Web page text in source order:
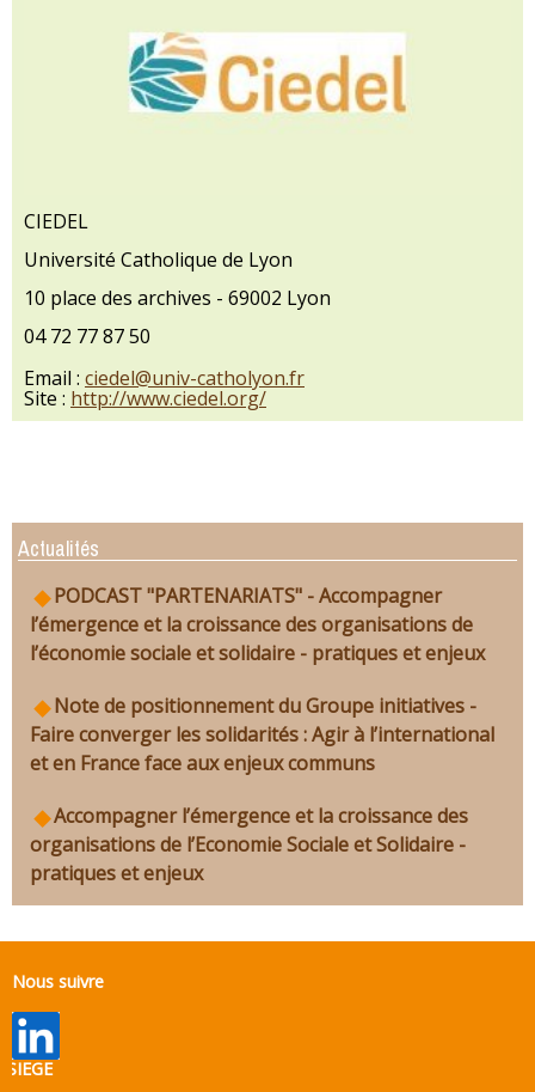
CIEDEL
Université Catholique de Lyon
10 place des archives - 69002 Lyon
04 72 77 87 50
Email : ciedel@univ-catholyon.fr
Site : http://www.ciedel.org/
Actualités
PODCAST "PARTENARIATS" - Accompagner
l’émergence et la croissance des organisations de
l’économie sociale et solidaire - pratiques et enjeux
Note de positionnement du Groupe initiatives -
Faire converger les solidarités : Agir à l’international
et en France face aux enjeux communs
Accompagner l’émergence et la croissance des
organisations de l’Economie Sociale et Solidaire -
pratiques et enjeux
Nous suivre
SIEGE